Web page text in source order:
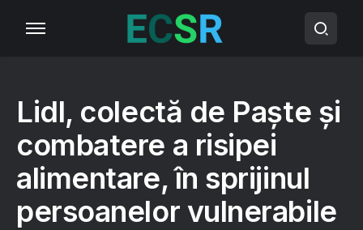
Lidl, colectă de Paște și
combatere a risipei
alimentare, în sprijinul
persoanelor vulnerabile